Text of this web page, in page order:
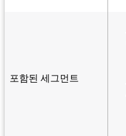
포함된 세그먼트